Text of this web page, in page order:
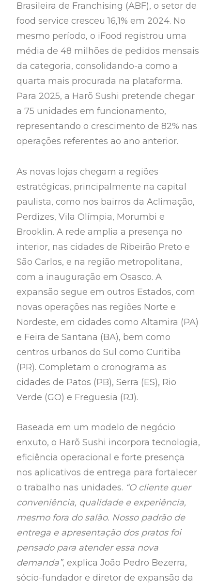
Brasileira de Franchising (ABF), o setor de
food service cresceu 16,1% em 2024. No
mesmo período, o iFood registrou uma
média de 48 milhões de pedidos mensais
da categoria, consolidando-a como a
quarta mais procurada na plataforma.
Para 2025, a Harõ Sushi pretende chegar
a 75 unidades em funcionamento,
representando o crescimento de 82% nas
operações referentes ao ano anterior.
As novas lojas chegam a regiões
estratégicas, principalmente na capital
paulista, como nos bairros da Aclimação,
Perdizes, Vila Olímpia, Morumbi e
Brooklin. A rede amplia a presença no
interior, nas cidades de Ribeirão Preto e
São Carlos, e na região metropolitana,
com a inauguração em Osasco. A
expansão segue em outros Estados, com
novas operações nas regiões Norte e
Nordeste, em cidades como Altamira (PA)
e Feira de Santana (BA), bem como
centros urbanos do Sul como Curitiba
(PR). Completam o cronograma as
cidades de Patos (PB), Serra (ES), Rio
Verde (GO) e Freguesia (RJ).
Baseada em um modelo de negócio
enxuto, o Harõ Sushi incorpora tecnologia,
eficiência operacional e forte presença
nos aplicativos de entrega para fortalecer
o trabalho nas unidades. “O cliente quer
conveniência, qualidade e experiência,
mesmo fora do salão. Nosso padrão de
entrega e apresentação dos pratos foi
pensado para atender essa nova
demanda”, explica João Pedro Bezerra,
sócio-fundador e diretor de expansão da